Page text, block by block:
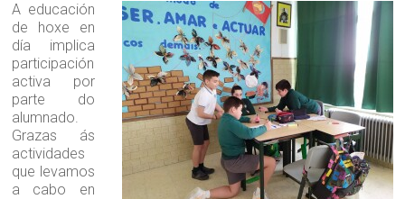
A educación
de hoxe en
día implica
participación
activa por
parte do
alumnado.
Grazas ás
actividades
que levamos
a cabo en